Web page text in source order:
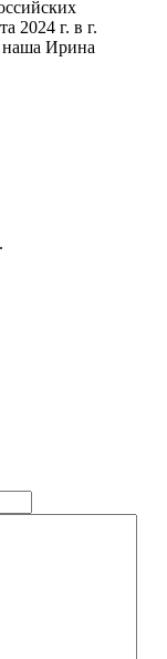
2024 г. в г.
наша Ирина